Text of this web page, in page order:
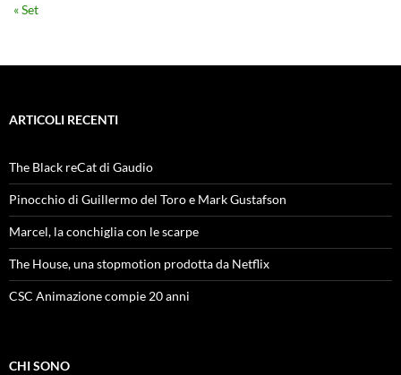
« Set
ARTICOLI RECENTI
The Black reCat di Gaudio
Pinocchio di Guillermo del Toro e Mark Gustafson
Marcel, la conchiglia con le scarpe
The House, una stopmotion prodotta da Netflix
CSC Animazione compie 20 anni
CHI SONO